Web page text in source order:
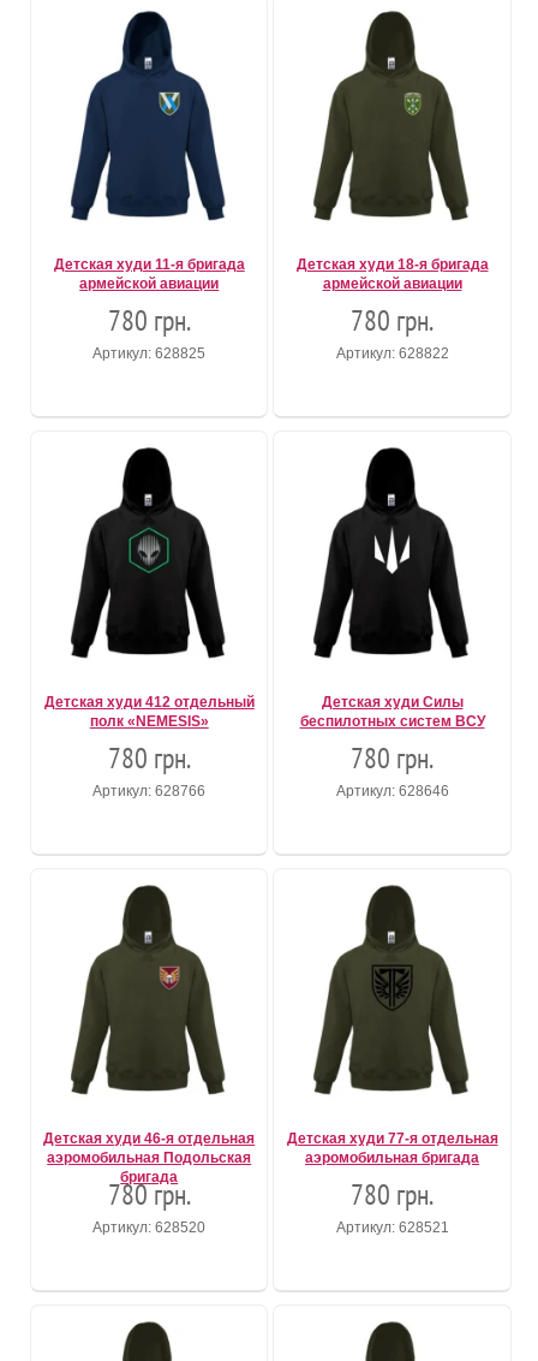
Детская худи 11-я бригада
армейской авиации
780 грн.
Артикул: 628825
Детская худи 18-я бригада
армейской авиации
780 грн.
Артикул: 628822
Детская худи 412 отдельный
полк «NEMESIS»
780 грн.
Артикул: 628766
Детская худи Силы
беспилотных систем ВСУ
780 грн.
Артикул: 628646
Детская худи 46-я отдельная
аэромобильная Подольская
бригада
780 грн.
Артикул: 628520
Детская худи 77-я отдельная
аэромобильная бригада
780 грн.
Артикул: 628521